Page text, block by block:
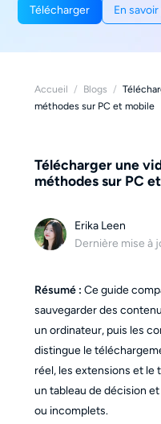
Télécharger En
Accueil / Blogs /
méthodes sur PC et mobile
Télécharger une
méthodes sur PC
Erika Leen
Dernière mise à
Résumé : Ce guide
sauvegarder des
un ordinateur, puis les
distingue le
réel, les extensions et le
un tableau de décision
ou incomplets.